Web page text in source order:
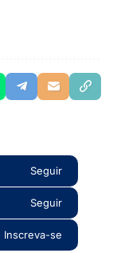
Seguir
Seguir
Inscreva-se